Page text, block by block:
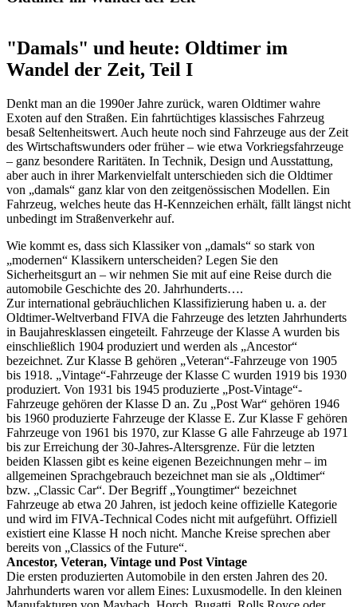
"Damals" und heute: Oldtimer im
Wandel der Zeit, Teil I
Denkt man an die 1990er Jahre zurück, waren Oldtimer wahre
Exoten auf den Straßen. Ein fahrtüchtiges klassisches Fahrzeug
besaß Seltenheitswert. Auch heute noch sind Fahrzeuge aus der Zeit
des Wirtschaftswunders oder früher – wie etwa Vorkriegsfahrzeuge
– ganz besondere Raritäten. In Technik, Design und Ausstattung,
aber auch in ihrer Markenvielfalt unterschieden sich die Oldtimer
von „damals“ ganz klar von den zeitgenössischen Modellen. Ein
Fahrzeug, welches heute das H-Kennzeichen erhält, fällt längst nicht
unbedingt im Straßenverkehr auf.
Wie kommt es, dass sich Klassiker von „damals“ so stark von
„modernen“ Klassikern unterscheiden? Legen Sie den
Sicherheitsgurt an – wir nehmen Sie mit auf eine Reise durch die
automobile Geschichte des 20. Jahrhunderts….
Zur international gebräuchlichen Klassifizierung haben u. a. der
Oldtimer-Weltverband FIVA die Fahrzeuge des letzten Jahrhunderts
in Baujahresklassen eingeteilt. Fahrzeuge der Klasse A wurden bis
einschließlich 1904 produziert und werden als „Ancestor“
bezeichnet. Zur Klasse B gehören „Veteran“-Fahrzeuge von 1905
bis 1918. „Vintage“-Fahrzeuge der Klasse C wurden 1919 bis 1930
produziert. Von 1931 bis 1945 produzierte „Post-Vintage“-
Fahrzeuge gehören der Klasse D an. Zu „Post War“ gehören 1946
bis 1960 produzierte Fahrzeuge der Klasse E. Zur Klasse F gehören
Fahrzeuge von 1961 bis 1970, zur Klasse G alle Fahrzeuge ab 1971
bis zur Erreichung der 30-Jahres-Altersgrenze. Für die letzten
beiden Klassen gibt es keine eigenen Bezeichnungen mehr – im
allgemeinen Sprachgebrauch bezeichnet man sie als „Oldtimer“
bzw. „Classic Car“. Der Begriff „Youngtimer“ bezeichnet
Fahrzeuge ab etwa 20 Jahren, ist jedoch keine offizielle Kategorie
und wird im FIVA-Technical Codes nicht mit aufgeführt. Offiziell
existiert eine Klasse H noch nicht. Manche Kreise sprechen aber
bereits von „Classics of the Future“.
Ancestor, Veteran, Vintage und Post Vintage
Die ersten produzierten Automobile in den ersten Jahren des 20.
Jahrhunderts waren vor allem Eines: Luxusmodelle. In den kleinen